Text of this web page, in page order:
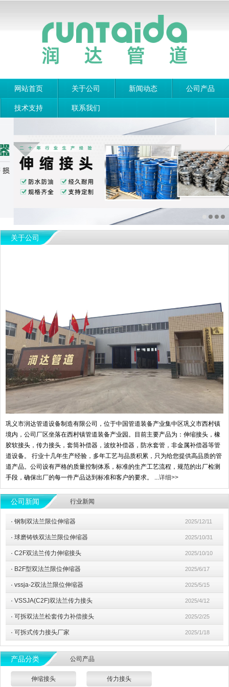
网站首页 关于公司 新闻动态 公司产品
技术支持 联系我们
关于公司
巩义市润达管道设备制造有限公司，位于中国管道装备产业集中区巩义市西村镇
境内，公司厂区坐落在西村镇管道装备产业园。目前主要产品为：伸缩接头，橡
胶软接头，传力接头，套筒补偿器，波纹补偿器，防水套管，非金属补偿器等管
道设备。 行业十几年生产经验，多年工艺与品质积累，只为给您提供高品质的管
道产品。公司设有严格的质量控制体系，标准的生产工艺流程，规范的出厂检测
手段，确保出厂的每一件产品达到标准和客户的要求。 ... 详细>>
公司新闻 行业新闻
· 钢制双法兰限位伸缩器 2025/12/11
· 球磨铸铁双法兰限位伸缩器 2025/10/31
· C2F双法兰传力伸缩接头 2025/10/10
· B2F型双法兰限位伸缩器 2025/6/17
· vssja-2双法兰限位伸缩器 2025/5/15
· VSSJA(C2F)双法兰传力接头 2025/4/12
· 可拆双法兰松套传力补偿接头 2025/2/25
· 可拆式传力接头厂家 2025/1/18
产品分类 公司产品
伸缩接头 传力接头